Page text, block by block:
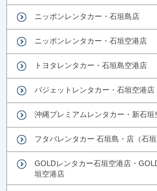
ニッポンレンタカー・石垣島店
ニッポンレンタカー・石垣空港店
トヨタレンタカー・石垣島空港店
バジェットレンタカー・石垣空港店
沖縄プレミアムレンタカー・新石垣
フタバレンタカー 石垣島・店（石垣
GOLDレンタカー石垣空港店・
垣空港店